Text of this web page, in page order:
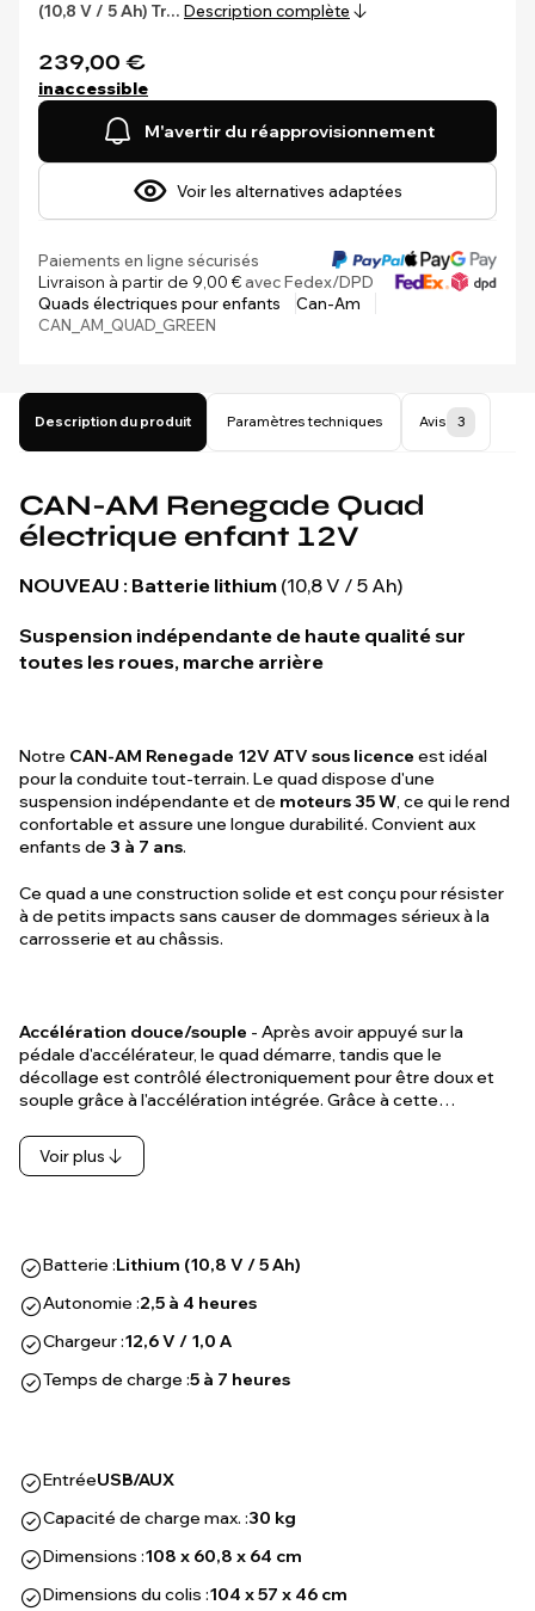
(10,8 V / 5 Ah) Tr… Description complète
239,00 €
inaccessible
M'avertir du réapprovisionnement
Voir les alternatives adaptées
Paiements en ligne sécurisés
Livraison à partir de 9,00 €avec Fedex/DPD
Quads électriques pour enfants
Can-Am
CAN_AM_QUAD_GREEN
Description du produit Paramètres techniques Avis 3
CAN-AM Renegade Quad
électrique enfant 12V
NOUVEAU : Batterie lithium (10,8 V / 5 Ah)
Suspension indépendante de haute qualité sur
toutes les roues, marche arrière
Notre CAN-AM Renegade 12V ATV sous licence est idéal
pour la conduite tout-terrain. Le quad dispose d'une
suspension indépendante et de moteurs 35 W, ce qui le rend
confortable et assure une longue durabilité. Convient aux
enfants de 3 à 7 ans.
Ce quad a une construction solide et est conçu pour résister
à de petits impacts sans causer de dommages sérieux à la
carrosserie et au châssis.
Accélération douce/souple - Après avoir appuyé sur la
pédale d'accélérateur, le quad démarre, tandis que le
décollage est contrôlé électroniquement pour être doux et
souple grâce à l'accélération intégrée. Grâce à cette…
Voir plus
Batterie :Lithium (10,8 V / 5 Ah)
Autonomie :2,5 à 4 heures
Chargeur :12,6 V / 1,0 A
Temps de charge :5 à 7 heures
EntréeUSB/AUX
Capacité de charge max. :30 kg
Dimensions :108 x 60,8 x 64 cm
Dimensions du colis :104 x 57 x 46 cm